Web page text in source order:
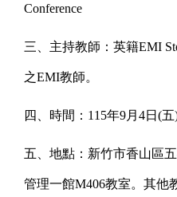
Conference
三、主持教師：英籍EMI
之EMI教師。
四、時間：115年9月4日(五)
五、地點：新竹市香山區
管理一館M406教室。其他